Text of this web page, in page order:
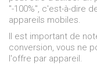
"-100%", c'est-à-dire
appareils mobiles.
Il est important de
conversion, vous ne
l'offre par appareil.